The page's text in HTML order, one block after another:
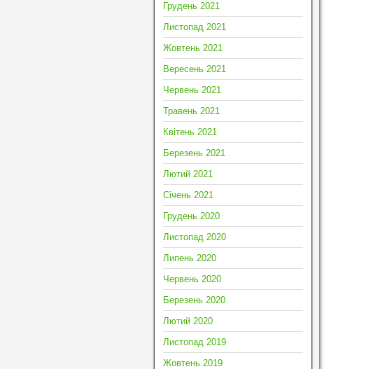
Грудень 2021
Листопад 2021
Жовтень 2021
Вересень 2021
Червень 2021
Травень 2021
Квітень 2021
Березень 2021
Лютий 2021
Січень 2021
Грудень 2020
Листопад 2020
Липень 2020
Червень 2020
Березень 2020
Лютий 2020
Листопад 2019
Жовтень 2019